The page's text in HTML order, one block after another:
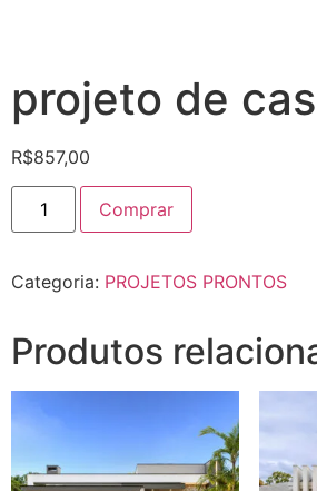
projeto de
R$857,00
Comprar
Categoria: PROJETOS PRONTOS
Produtos